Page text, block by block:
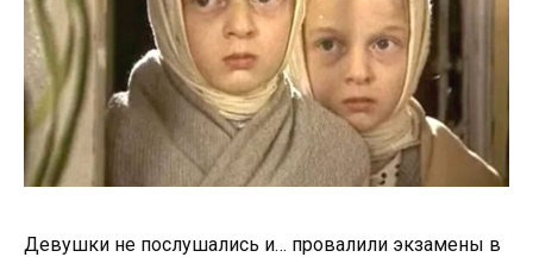
Девушки не послушались и… провалили экзамены в